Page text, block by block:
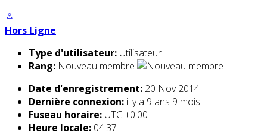
Hors Ligne
Type d'utilisateur: Utilisateur
Rang: Nouveau membre
Date d'enregistrement: 20 Nov 2014
Dernière connexion: il y a 9 ans 9 mois
Fuseau horaire: UTC +0:00
Heure locale: 04:37